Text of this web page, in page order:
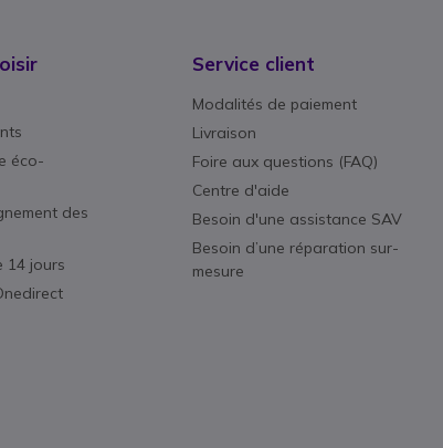
éco-
des
14 jours
Service client
Modalités de paiement
Livraison
Foire aux questions (FAQ)
Centre d'aide
Besoin d'une assistance SAV
Besoin d’une réparation sur-
mesure